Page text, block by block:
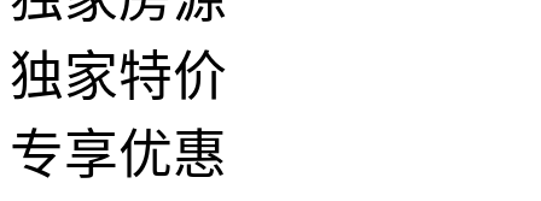
独家特价
专享优惠